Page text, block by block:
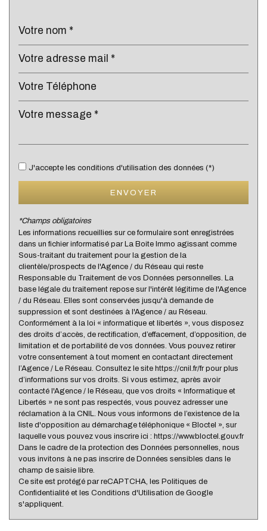
Enseignement supérieur
Lycée
statistiques
Nous n'avons pas pu déterminer de statistiques pour
cette ville
J'accepte les conditions d'utilisation des données (*)
ENVOYER
*Champs obligatoires
Les informations recueillies sur ce formulaire sont enregistrées
dans un fichier informatisé par La Boite Immo agissant comme
Sous-traitant du traitement pour la gestion de la
clientèle/prospects de l'Agence / du Réseau qui reste
Responsable du Traitement de vos Données personnelles. La
base légale du traitement repose sur l'intérêt légitime de l'Agence
/ du Réseau. Elles sont conservées jusqu'à demande de
suppression et sont destinées à l'Agence / au Réseau.
Conformément à la loi « informatique et libertés », vous disposez
des droits d’accès, de rectification, d’effacement, d’opposition, de
limitation et de portabilité de vos données. Vous pouvez retirer
votre consentement à tout moment en contactant directement
l’Agence / Le Réseau. Consultez le site https://cnil.fr/fr pour plus
d’informations sur vos droits. Si vous estimez, après avoir
contacté l'Agence / le Réseau, que vos droits « Informatique et
Libertés » ne sont pas respectés, vous pouvez adresser une
réclamation à la CNIL. Nous vous informons de l’existence de la
liste d'opposition au démarchage téléphonique « Bloctel », sur
laquelle vous pouvez vous inscrire ici : https://www.bloctel.gouv.fr
Dans le cadre de la protection des Données personnelles, nous
vous invitons à ne pas inscrire de Données sensibles dans le
champ de saisie libre.
Ce site est protégé par reCAPTCHA, les Politiques de
Confidentialité et les Conditions d'Utilisation de Google
s'appliquent.